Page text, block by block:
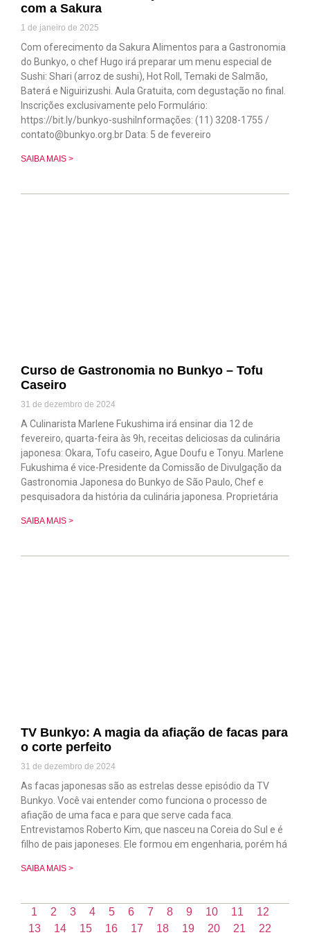
com a Sakura
1 de janeiro de 2025
Com oferecimento da Sakura Alimentos para a Gastronomia
do Bunkyo, o chef Hugo irá preparar um menu especial de
Sushi: Shari (arroz de sushi), Hot Roll, Temaki de Salmão,
Baterá e Niguirizushi. Aula Gratuita, com degustação no final.
Inscrições exclusivamente pelo Formulário:
https://bit.ly/bunkyo-sushiInformações: (11) 3208-1755 /
contato@bunkyo.org.br Data: 5 de fevereiro
SAIBA MAIS >
Curso de Gastronomia no Bunkyo – Tofu
Caseiro
31 de dezembro de 2024
A Culinarista Marlene Fukushima irá ensinar dia 12 de
fevereiro, quarta-feira às 9h, receitas deliciosas da culinária
japonesa: Okara, Tofu caseiro, Ague Doufu e Tonyu. Marlene
Fukushima é vice-Presidente da Comissão de Divulgação da
Gastronomia Japonesa do Bunkyo de São Paulo, Chef e
pesquisadora da história da culinária japonesa. Proprietária
SAIBA MAIS >
TV Bunkyo: A magia da afiação de facas para
o corte perfeito
31 de dezembro de 2024
As facas japonesas são as estrelas desse episódio da TV
Bunkyo. Você vai entender como funciona o processo de
afiação de uma faca e para que serve cada faca.
Entrevistamos Roberto Kim, que nasceu na Coreia do Sul e é
filho de pais japoneses. Ele formou em engenharia, porém há
SAIBA MAIS >
1 2 3 4 5 6 7 8 9 10 11
12
13
14 15 16 17 18 19 20 21
22